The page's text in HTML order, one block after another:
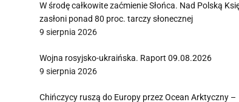
W środę całkowite zaćmienie Słońca. Nad Polską
zasłoni ponad 80 proc. tarczy słonecznej
9 sierpnia 2026
Wojna rosyjsko-ukraińska. Raport 09.08.2026
9 sierpnia 2026
Chińczycy ruszą do Europy przez Ocean Arktyczny –